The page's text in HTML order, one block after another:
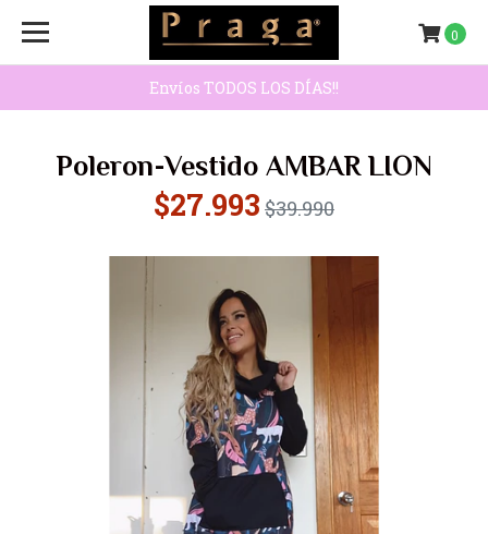
Envíos TODOS LOS DÍAS!!
0
Poleron-Vestido AMBAR LION
$27.993 $39.990